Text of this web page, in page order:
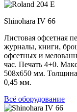
Shinohara IV 66
Листовая офсетная
журналы, книги,
офсетных и
час. Печать 4+0.
508х650 мм. Толщина
0,45 мм.
Всё оборудование